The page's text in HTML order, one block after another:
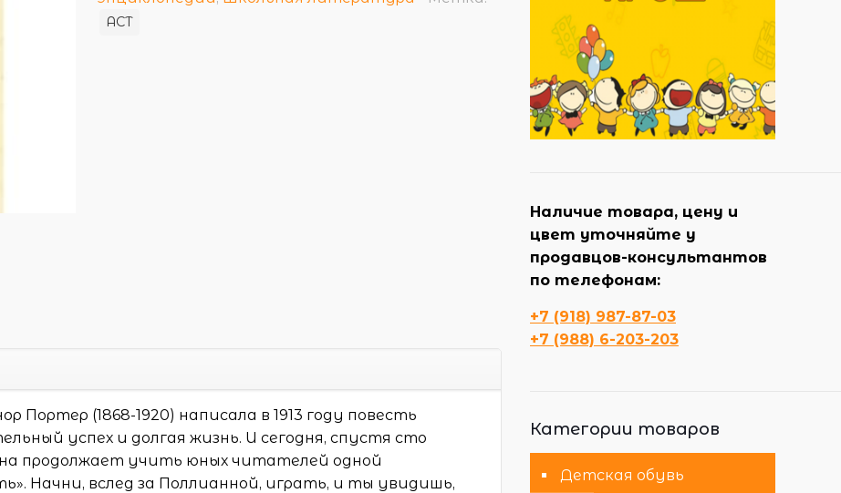
АСТ
Портер (1868-1920) написала в 1913 году повесть
успех и долгая жизнь. И сегодня, спустя сто
продолжает учить юных читателей одной
Начни, вслед за Поллианной, играть, и ты увидишь,
Наличие товара, цену и
цвет уточняйте у
продавцов-консультантов
по телефонам:
+7 (918) 987-87-03
+7 (988) 6-203-203
Категории товаров
Детская обувь